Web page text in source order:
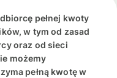
pełnej kwoty
w tym od zasad
oraz od sieci
możemy
pełną kwotę w